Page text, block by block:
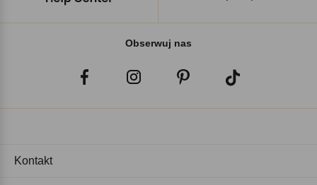
Obserwuj nas
Kontakt